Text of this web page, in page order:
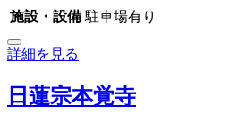
施設・設備 駐車場有り
詳細を見る
日蓮宗本覚寺